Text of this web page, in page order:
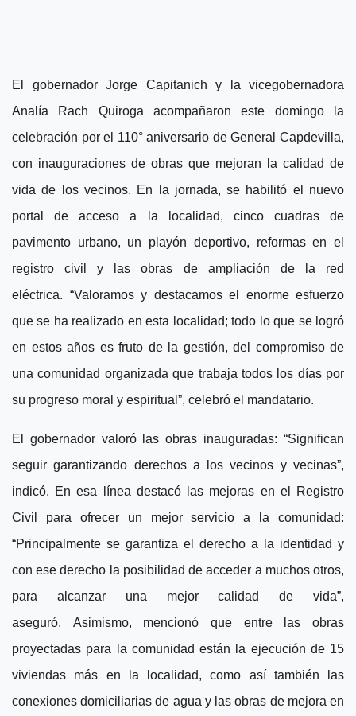
El gobernador Jorge Capitanich y la vicegobernadora
Analía Rach Quiroga acompañaron este domingo la
celebración por el 110° aniversario de General Capdevilla,
con inauguraciones de obras que mejoran la calidad de
vida de los vecinos. En la jornada, se habilitó el nuevo
portal de acceso a la localidad, cinco cuadras de
pavimento urbano, un playón deportivo, reformas en el
registro civil y las obras de ampliación de la red
eléctrica. “Valoramos y destacamos el enorme esfuerzo
que se ha realizado en esta localidad; todo lo que se logró
en estos años es fruto de la gestión, del compromiso de
una comunidad organizada que trabaja todos los días por
su progreso moral y espiritual”, celebró el mandatario.
El gobernador valoró las obras inauguradas: “Significan
seguir garantizando derechos a los vecinos y vecinas”,
indicó. En esa línea destacó las mejoras en el Registro
Civil para ofrecer un mejor servicio a la comunidad:
“Principalmente se garantiza el derecho a la identidad y
con ese derecho la posibilidad de acceder a muchos otros,
para alcanzar una mejor calidad de vida”,
aseguró. Asimismo, mencionó que entre las obras
proyectadas para la comunidad están la ejecución de 15
viviendas más en la localidad, como así también las
conexiones domiciliarias de agua y las obras de mejora en